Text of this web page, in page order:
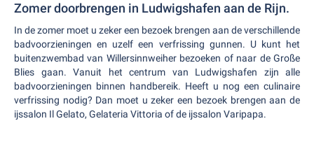
Zomer doorbrengen in Ludwigshafen aan de Rijn.
In de zomer moet u zeker een bezoek brengen aan de verschillende
badvoorzieningen en uzelf een verfrissing gunnen. U kunt het
buitenzwembad van Willersinnweiher bezoeken of naar de Große
Blies gaan. Vanuit het centrum van Ludwigshafen zijn alle
badvoorzieningen binnen handbereik. Heeft u nog een culinaire
verfrissing nodig? Dan moet u zeker een bezoek brengen aan de
ijssalon Il Gelato, Gelateria Vittoria of de ijssalon Varipapa.